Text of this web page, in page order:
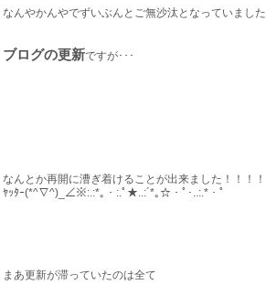
なんやかんやでずいぶんとご無沙汰となっていました
ブログの更新ですが･･･
なんとか再開に漕ぎ着けることが出来ました！！！！
ﾔｯﾀｰ(*^∇^)_∠※:.:*｡・:.ﾟ★..:´*｡☆・ﾟ･..:.*・ﾟ
まあ更新が滞っていたのは全て